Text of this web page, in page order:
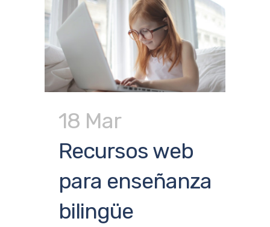
18 Mar
Recursos web
para enseñanza
bilingüe